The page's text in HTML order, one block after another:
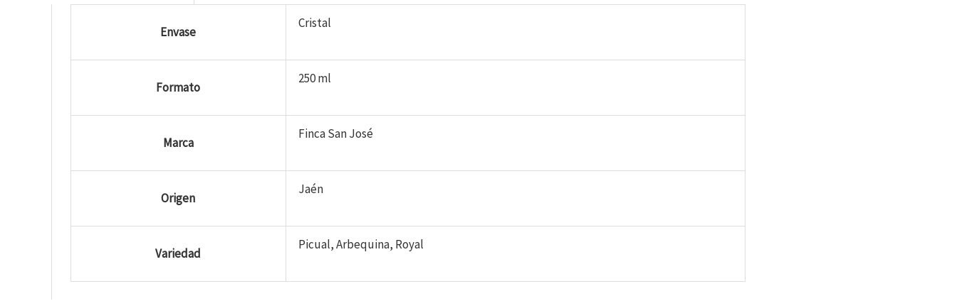
Envase
Cristal
Formato
250 ml
Marca
Finca San José
Origen
Jaén
Variedad
Picual, Arbequina, Royal